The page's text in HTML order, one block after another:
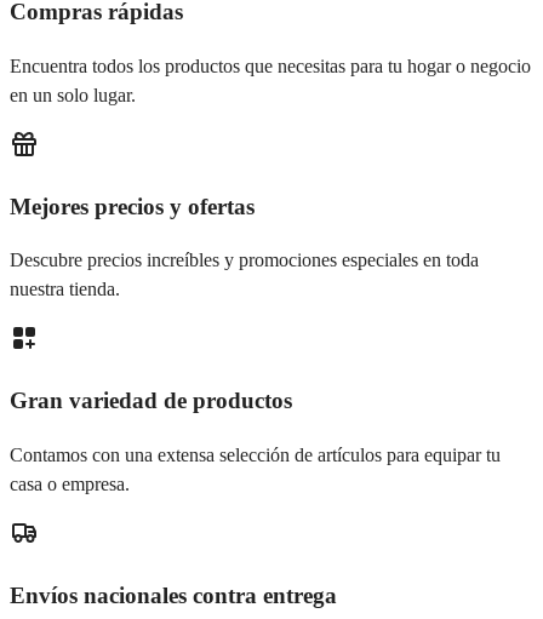
Compras rápidas
Encuentra todos los productos que necesitas para tu hogar o negocio
en un solo lugar.
Mejores precios y ofertas
Descubre precios increíbles y promociones especiales en toda
nuestra tienda.
Gran variedad de productos
Contamos con una extensa selección de artículos para equipar tu
casa o empresa.
Envíos nacionales contra entrega